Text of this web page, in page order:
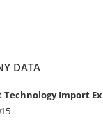
DATA
Technology Import